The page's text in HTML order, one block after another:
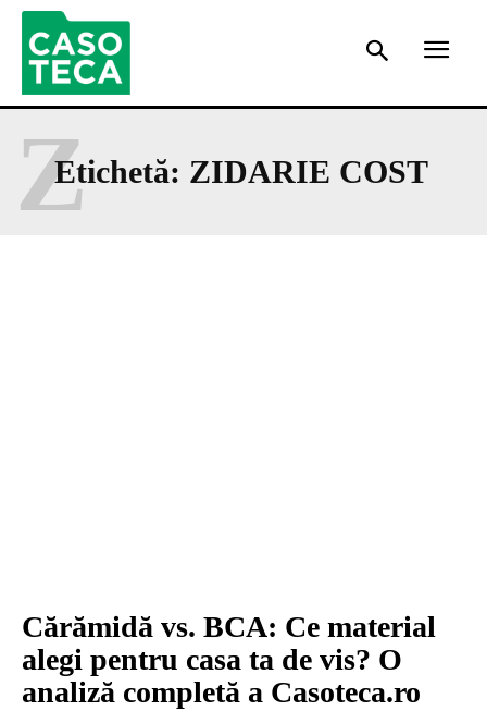
Etichetă: ZIDARIE COST
Z
Cărămidă vs. BCA: Ce material
alegi pentru casa ta de vis? O
analiză completă a Casoteca.ro